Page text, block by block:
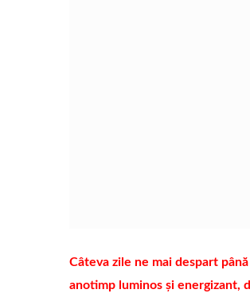
Câteva zile ne mai despart
anotimp luminos și energizant,